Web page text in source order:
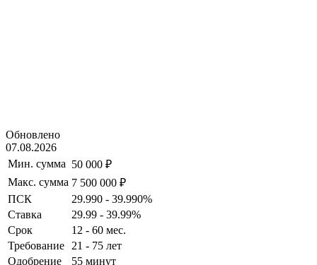
Обновлено
07.08.2026
Мин. сумма 50 000 ₽
Макс. сумма 7 500 000 ₽
ПСК
29.990 - 39.990%
Ставка
29.99 - 39.99%
Срок
12 - 60 мес.
Требование
21 - 75 лет
Одобрение
55 минут